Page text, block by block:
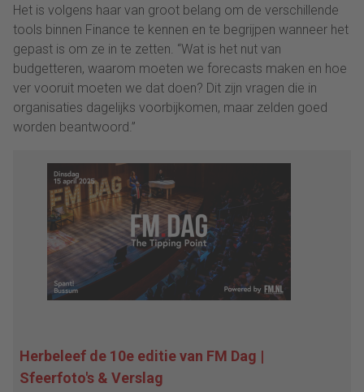
Het is volgens haar van groot belang om de verschillende
tools binnen Finance te kennen en te begrijpen wanneer het
gepast is om ze in te zetten. “Wat is het nut van
budgetteren, waarom moeten we forecasts maken en hoe
ver vooruit moeten we dat doen? Dit zijn vragen die in
organisaties dagelijks voorbijkomen, maar zelden goed
worden beantwoord.”
Herbeleef de 10e editie van FM Dag |
Sfeerfoto's & Verslag